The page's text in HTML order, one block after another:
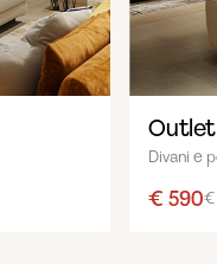
Divani e
€ 590€